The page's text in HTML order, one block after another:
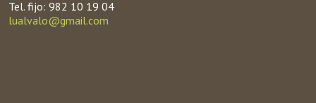
Tel. fijo: 982 10 19 04
lualvalo@gmail.com